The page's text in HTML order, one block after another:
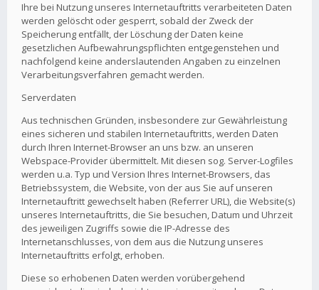
Ihre bei Nutzung unseres Internetauftritts verarbeiteten Daten
werden gelöscht oder gesperrt, sobald der Zweck der
Speicherung entfällt, der Löschung der Daten keine
gesetzlichen Aufbewahrungspflichten entgegenstehen und
nachfolgend keine anderslautenden Angaben zu einzelnen
Verarbeitungsverfahren gemacht werden.
Serverdaten
Aus technischen Gründen, insbesondere zur Gewährleistung
eines sicheren und stabilen Internetauftritts, werden Daten
durch Ihren Internet-Browser an uns bzw. an unseren
Webspace-Provider übermittelt. Mit diesen sog. Server-Logfiles
werden u.a. Typ und Version Ihres Internet-Browsers, das
Betriebssystem, die Website, von der aus Sie auf unseren
Internetauftritt gewechselt haben (Referrer URL), die Website(s)
unseres Internetauftritts, die Sie besuchen, Datum und Uhrzeit
des jeweiligen Zugriffs sowie die IP-Adresse des
Internetanschlusses, von dem aus die Nutzung unseres
Internetauftritts erfolgt, erhoben.
Diese so erhobenen Daten werden vorübergehend